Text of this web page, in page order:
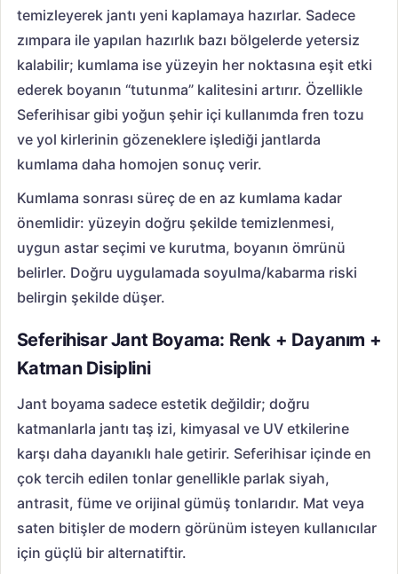
temizleyerek jantı yeni kaplamaya hazırlar. Sadece
zımpara ile yapılan hazırlık bazı bölgelerde yetersiz
kalabilir; kumlama ise yüzeyin her noktasına eşit etki
ederek boyanın “tutunma” kalitesini artırır. Özellikle
Seferihisar gibi yoğun şehir içi kullanımda fren tozu
ve yol kirlerinin gözeneklere işlediği jantlarda
kumlama daha homojen sonuç verir.
Kumlama sonrası süreç de en az kumlama kadar
önemlidir: yüzeyin doğru şekilde temizlenmesi,
uygun astar seçimi ve kurutma, boyanın ömrünü
belirler. Doğru uygulamada soyulma/kabarma riski
belirgin şekilde düşer.
Seferihisar Jant Boyama: Renk + Dayanım +
Katman Disiplini
Jant boyama sadece estetik değildir; doğru
katmanlarla jantı taş izi, kimyasal ve UV etkilerine
karşı daha dayanıklı hale getirir. Seferihisar içinde en
çok tercih edilen tonlar genellikle parlak siyah,
antrasit, füme ve orijinal gümüş tonlarıdır. Mat veya
saten bitişler de modern görünüm isteyen kullanıcılar
için güçlü bir alternatiftir.